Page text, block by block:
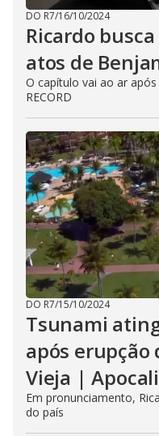
DO R7/16/10/2024
Ricardo
atos de
O capítulo vai ao ar
RECORD
DO R7/15/10/2024
Tsunami
após erupção
Vieja |
Em pronunciamento,
do país